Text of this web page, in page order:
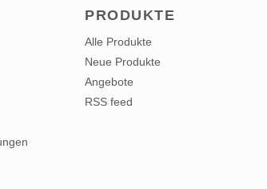
PRODUKTE
Alle Produkte
Neue Produkte
Angebote
RSS feed